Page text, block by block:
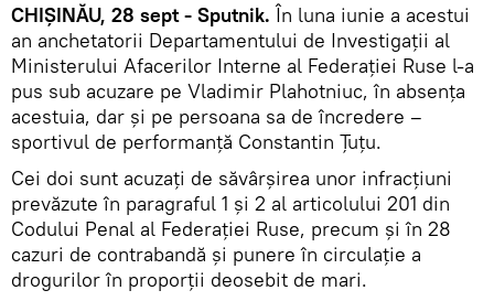
CHIȘINĂU, 28 sept - Sputnik. În luna iunie a acestui
an anchetatorii Departamentului de Investigații al
Ministerului Afacerilor Interne al Federației Ruse l-a
pus sub acuzare pe Vladimir Plahotniuc, în absența
acestuia, dar și pe persoana sa de încredere –
sportivul de performanță Constantin Țuțu.
Cei doi sunt acuzați de săvârșirea unor infracțiuni
prevăzute în paragraful 1 și 2 al articolului 201 din
Codului Penal al Federației Ruse, precum și în 28
cazuri de contrabandă și punere în circulație a
drogurilor în proporții deosebit de mari.